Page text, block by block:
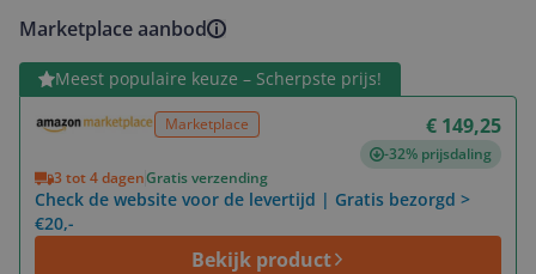
Marketplace aanbod
Meest populaire keuze – Scherpste prijs!
Marketplace € 149,25
-32% prijsdaling
3 tot 4 dagenGratis verzending
Check de website voor de levertijd | Gratis bezorgd >
€20,-
Bekijk product
Bekijk product